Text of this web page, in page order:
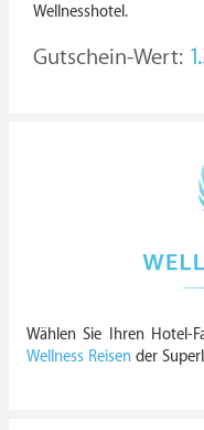
Wellnesshotel.
Gutschein-Wert:
Wählen Sie Ihren Hotel-
Wellness Reisen der